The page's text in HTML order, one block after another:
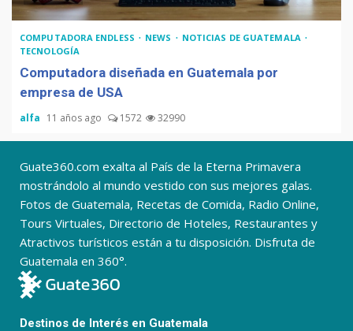
COMPUTADORA ENDLESS NEWS
NOTICIAS DE GUATEMALA
TECNOLOGÍA
Computadora diseñada en Guatemala por
empresa de USA
alfa 11 años ago 1572 32990
Guate360.com exalta al País de la Eterna Primavera
mostrándolo al mundo vestido con sus mejores galas.
Fotos de Guatemala, Recetas de Comida, Radio Online,
Tours Virtuales, Directorio de Hoteles, Restaurantes y
Atractivos turísticos están a tu disposición. Disfruta de
Guatemala en 360°.
Destinos de Interés en Guatemala